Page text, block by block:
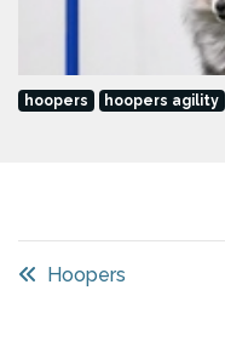
hoopers hoopers agility
Hoopers